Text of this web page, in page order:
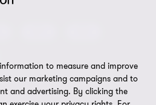
de Calidad
to measure and improve
our marketing campaigns and to
and advertising. By clicking the